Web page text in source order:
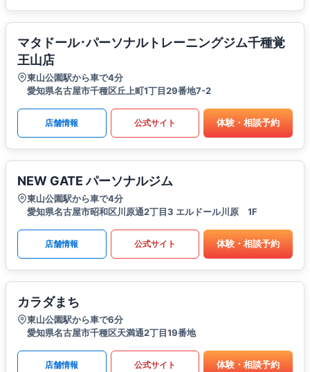
マタドール･パーソナルトレーニングジム千種覚
王山店
東山公園駅から車で4分
愛知県名古屋市千種区丘上町1丁目29番地7-2
店舗情報 公式サイト 体験・相談予約
NEW GATE パーソナルジム
東山公園駅から車で4分
愛知県名古屋市昭和区川原通2丁目3 エルドール川原 1F
店舗情報 公式サイト 体験・相談予約
カラダまち
東山公園駅から車で6分
愛知県名古屋市千種区天満通2丁目19番地
店舗情報 公式サイト 体験・相談予約